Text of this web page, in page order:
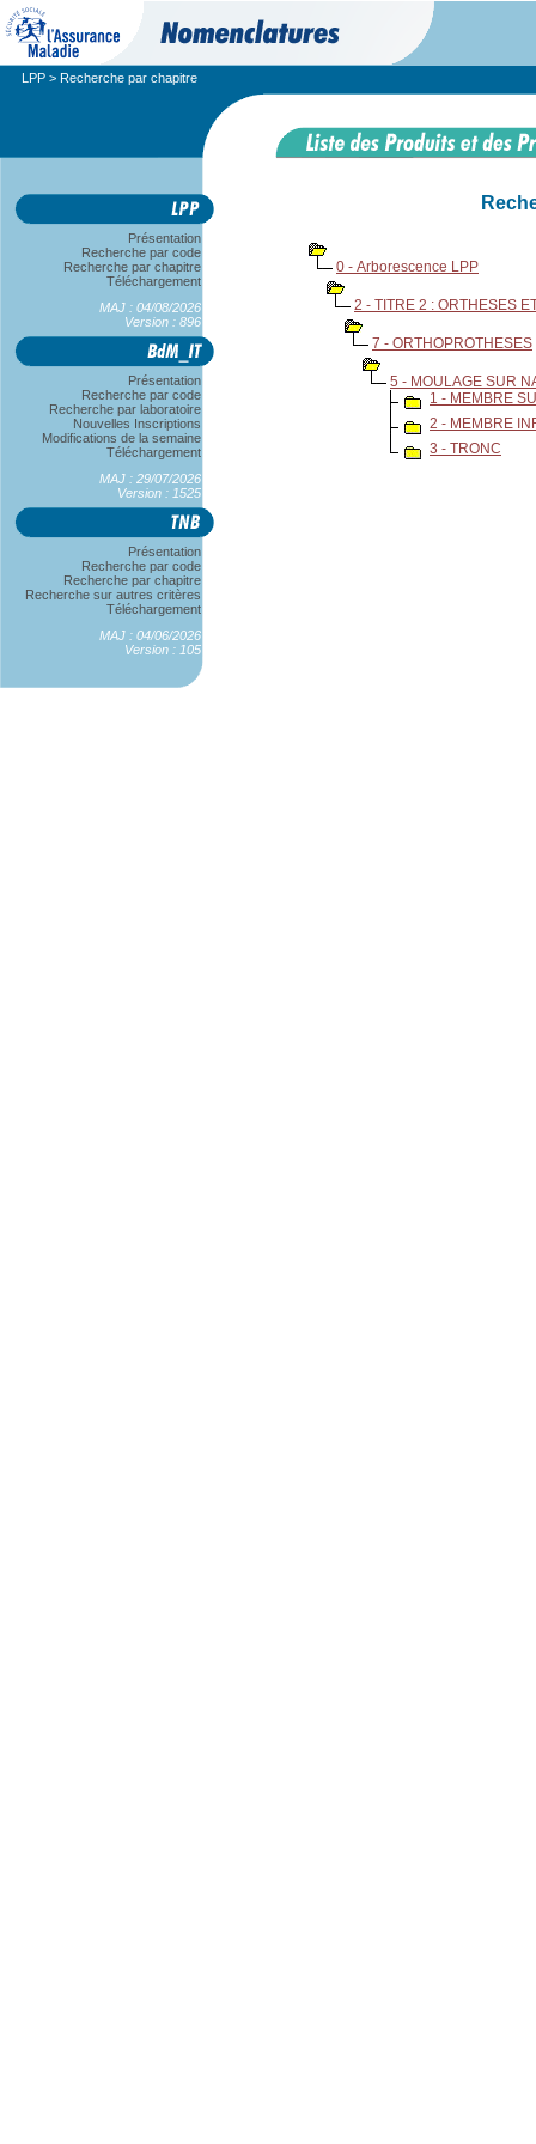
LPP > Recherche par chapitre
Présentation
Recherche par code
Recherche par chapitre
Téléchargement
MAJ : 04/08/2026
Version : 896
Présentation
Recherche par code
Recherche par laboratoire
Nouvelles Inscriptions
Modifications de la semaine
Téléchargement
MAJ : 29/07/2026
Version : 1525
Présentation
Recherche par code
Recherche par chapitre
Recherche sur autres critères
Téléchargement
MAJ : 04/06/2026
Version : 105
0 - Arborescence LPP
2 - TITRE 2 : ORTHESES
7 - ORTHOPROTHESES
5 - MOULAGE SUR
1 - MEMBRE
2 - MEMBRE
3 - TRONC